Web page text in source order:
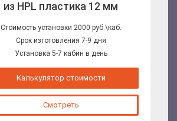
из HPL пластика 12 мм
Стоимость установки 2000 руб.\каб.
Срок изготовления 7-9 дня
Установка 5-7 кабин в день
Калькулятор стоимости
Смотреть